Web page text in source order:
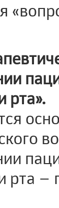
рта».
рта –